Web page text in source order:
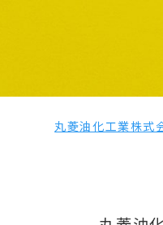
丸菱油化工業株式